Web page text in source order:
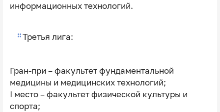
информационных технологий.
Третья лига:
Гран-при – факультет фундаментальной
медицины и медицинских технологий;
I место – факультет физической культуры и
спорта;